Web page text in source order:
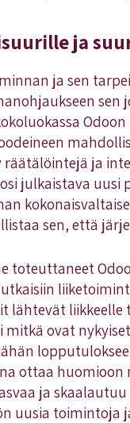
ja
ja sen
sen
räätälöintejä ja
julkaistava uusi
sen, että
toteuttaneet
lähtevät
mitkä ovat
ottaa huomioon
ja
uusia toimintoja